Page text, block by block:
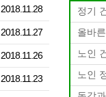
2018.11.28
2018.11.27
2018.11.26
2018.11.23
정기
올바
노인
노인